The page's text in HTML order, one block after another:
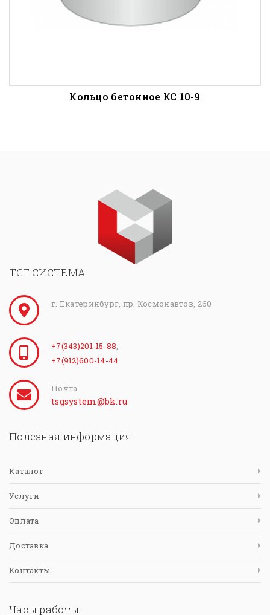
Кольцо бетонное КС 10-9
ТСГ СИСТЕМА
г. Екатеринбург, пр. Космонавтов, 260
+7(343)201-15-88
+7(912)600-14-44
Почта
tsgsystem@bk.ru
Полезная информация
Каталог
Услуги
Оплата
Доставка
Контакты
Часы работы